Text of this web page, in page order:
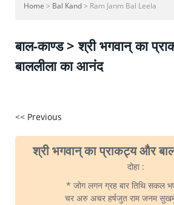
Home > Bal Kand> Ram Janm Bal Leela
बाल-काण्ड > श्री भगवान्‌ का
बाललीला का आनंद
<< Previous
श्री भगवान्‌ का प्राकट्य और
दोहा :
* जोग लगन ग्रह बार तिथि सकल
चर अरु अचर हर्षजुत राम जनम